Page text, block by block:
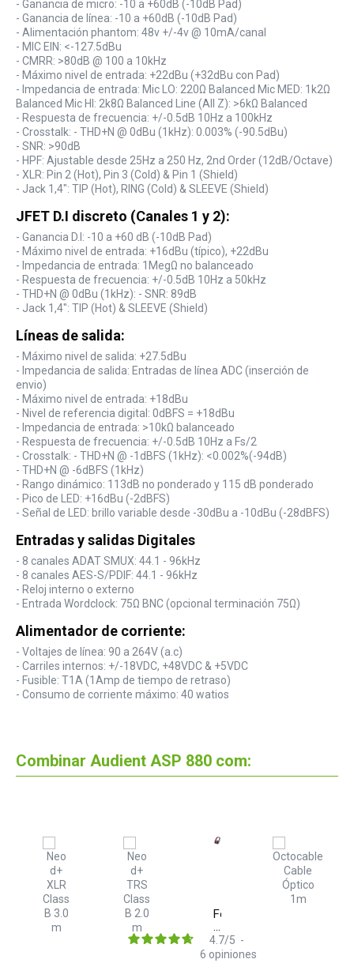
- Ganancia de micro: -10 a +60dB (-10dB Pad)
- Ganancia de línea: -10 a +60dB (-10dB Pad)
- Alimentación phantom: 48v +/-4v @ 10mA/canal
- MIC EIN: <-127.5dBu
- CMRR: >80dB @ 100 a 10kHz
- Máximo nivel de entrada: +22dBu (+32dBu con Pad)
- Impedancia de entrada: Mic LO: 220Ω Balanced Mic MED: 1k2Ω
Balanced Mic HI: 2k8Ω Balanced Line (All Z): >6kΩ Balanced
- Respuesta de frecuencia: +/-0.5dB 10Hz a 100kHz
- Crosstalk: - THD+N @ 0dBu (1kHz): 0.003% (-90.5dBu)
- SNR: >90dB
- HPF: Ajustable desde 25Hz a 250 Hz, 2nd Order (12dB/Octave)
- XLR: Pin 2 (Hot), Pin 3 (Cold) & Pin 1 (Shield)
- Jack 1,4": TIP (Hot), RING (Cold) & SLEEVE (Shield)
JFET D.I discreto (Canales 1 y 2):
- Ganancia D.I: -10 a +60 dB (-10dB Pad)
- Máximo nivel de entrada: +16dBu (típico), +22dBu
- Impedancia de entrada: 1MegΩ no balanceado
- Respuesta de frecuencia: +/-0.5dB 10Hz a 50kHz
- THD+N @ 0dBu (1kHz): - SNR: 89dB
- Jack 1,4": TIP (Hot) & SLEEVE (Shield)
Líneas de salida:
- Máximo nivel de salida: +27.5dBu
- Impedancia de salida: Entradas de línea ADC (inserción de
envio)
- Máximo nivel de entrada: +18dBu
- Nivel de referencia digital: 0dBFS = +18dBu
- Impedancia de entrada: >10kΩ balanceado
- Respuesta de frecuencia: +/-0.5dB 10Hz a Fs/2
- Crosstalk: - THD+N @ -1dBFS (1kHz): <0.002%(-94dB)
- THD+N @ -6dBFS (1kHz)
- Rango dinámico: 113dB no ponderado y 115 dB ponderado
- Pico de LED: +16dBu (-2dBFS)
- Señal de LED: brillo variable desde -30dBu a -10dBu (-28dBFS)
Entradas y salidas Digitales
- 8 canales ADAT SMUX: 44.1 - 96kHz
- 8 canales AES-S/PDIF: 44.1 - 96kHz
- Reloj interno o externo
- Entrada Wordclock: 75Ω BNC (opcional terminación 75Ω)
Alimentador de corriente:
- Voltajes de línea: 90 a 264V (a.c)
- Carriles internos: +/-18VDC, +48VDC & +5VDC
- Fusible: T1A (1Amp de tiempo de retraso)
- Consumo de corriente máximo: 40 watios
Combinar Audient ASP 880 com:
Focal
Listen
Professional
4.7/5 -
6 opiniones